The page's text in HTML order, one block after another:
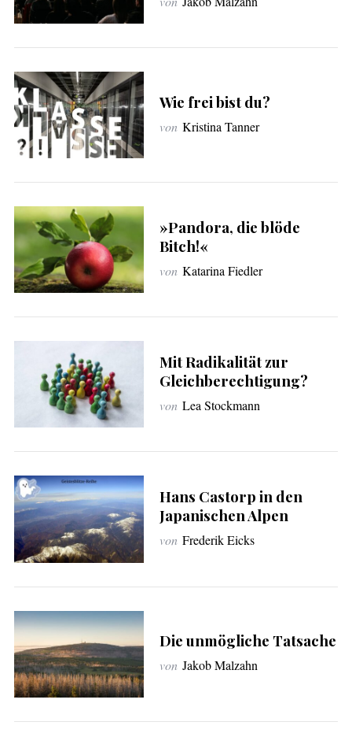
c
h
:
Wie frei bist du?
von Kristina Tanner
»Pandora, die blöde
Bitch!«
von Katarina Fiedler
Mit Radikalität zur
Gleichberechtigung?
von Lea Stockmann
Hans Castorp in den
Japanischen Alpen
von Frederik Eicks
Die unmögliche Tatsache
von Jakob Malzahn
S
u
c
h
n
n
a
c
h